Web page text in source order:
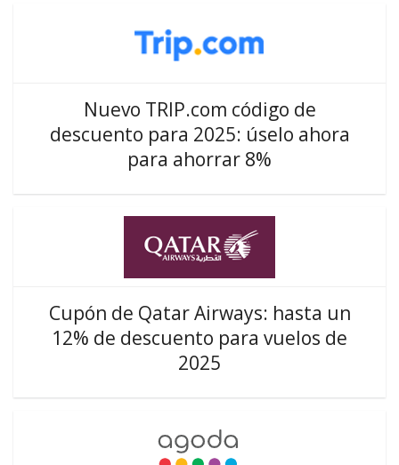
Nuevo TRIP.com código de
descuento para 2025: úselo ahora
para ahorrar 8%
Cupón de Qatar Airways: hasta un
12% de descuento para vuelos de
2025